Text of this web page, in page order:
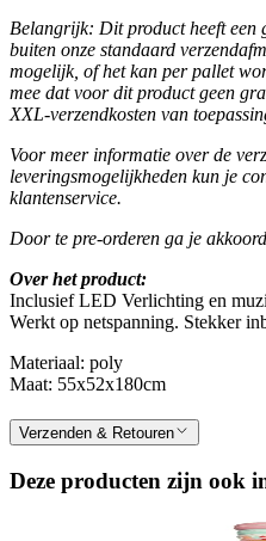
Belangrijk: Dit product heeft een
buiten onze standaard
mogelijk, of het kan per pallet
mee dat voor dit product geen
XXL-verzendkosten van
Voor meer informatie over de
leveringsmogelijkheden kun je
klantenservice.
Door te pre-orderen ga je
Over het product:
Inclusief LED Verlichting en
Werkt op netspanning. Stekker
Materiaal: poly
Maat: 55x52x180cm
Verzenden & Retouren
Deze producten zijn ook